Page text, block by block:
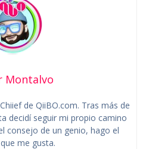
Montalvo
de QiiBO.com. Tras más de
decidí seguir mi propio camino
consejo de un genio, hago el
me gusta.